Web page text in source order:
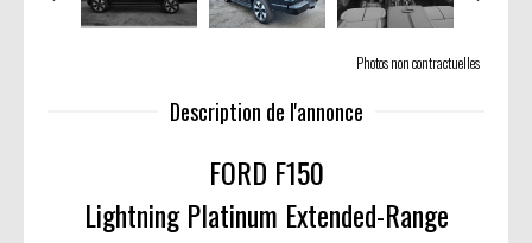
Photos non contractuelles
Description de l'annonce
FORD F150
Lightning Platinum Extended-Range